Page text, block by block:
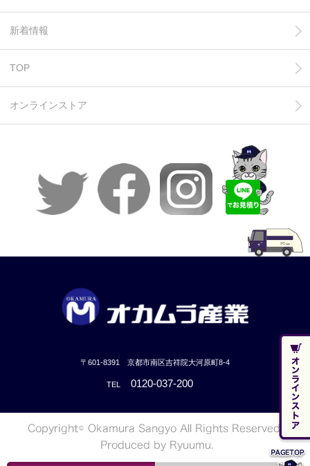
新着情報
TOP
オンラインストア
〒601-8391 京都市南区吉祥院大河原町8-4
TEL 0120-037-200